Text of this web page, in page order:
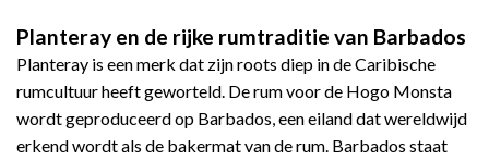
Planteray en de rijke rumtraditie van Barbados
Planteray is een merk dat zijn roots diep in de Caribische
rumcultuur heeft geworteld. De rum voor de Hogo Monsta
wordt geproduceerd op Barbados, een eiland dat wereldwijd
erkend wordt als de bakermat van de rum. Barbados staat